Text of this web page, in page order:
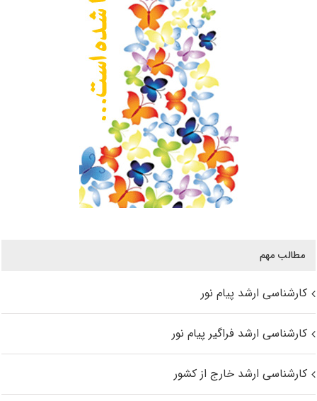
مطالب مهم
کارشناسی ارشد پیام نور
کارشناسی ارشد فراگیر پیام نور
کارشناسی ارشد خارج از کشور